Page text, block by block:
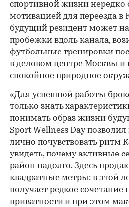
спортивной жизни нередко
мотивацией для переезда в
будущий резидент может
пробежки вдоль канала,
футбольные тренировки
в деловом центре Москвы и
спокойное природное
«Для успешной работы
только знать
понимать образ жизни
Sport Wellness Day
лично почувствовать ритм
увидеть, почему активные
район надолго. Здесь
квадратные метры: в этой
получает редкое сочетание
приватности и при этом